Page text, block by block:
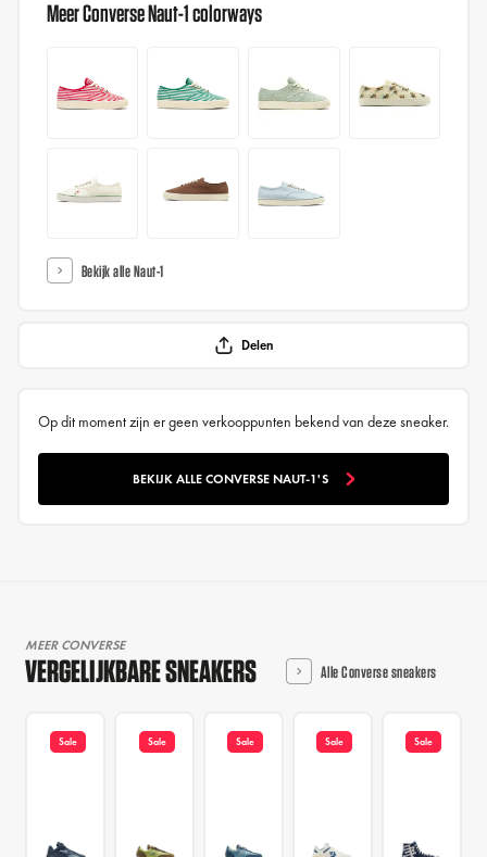
Meer Converse Naut-1 colorways
Bekijk alle Naut-1
Delen
Op dit moment zijn er geen verkooppunten bekend van deze sneaker.
BEKIJK ALLE CONVERSE NAUT-1'S
MEER CONVERSE
VERGELIJKBARE SNEAKERS Alle Converse sneakers
Sale Sale Sale Sale Sale